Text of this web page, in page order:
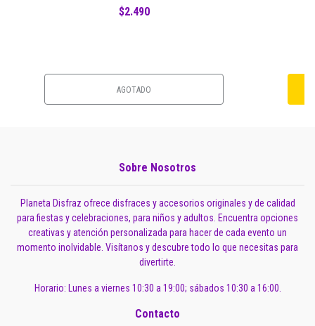
$2.490
AGOTADO
Sobre Nosotros
Planeta Disfraz ofrece disfraces y accesorios originales y de calidad
para fiestas y celebraciones, para niños y adultos. Encuentra opciones
creativas y atención personalizada para hacer de cada evento un
momento inolvidable. Visítanos y descubre todo lo que necesitas para
divertirte.
Horario: Lunes a viernes 10:30 a 19:00; sábados 10:30 a 16:00.
Contacto